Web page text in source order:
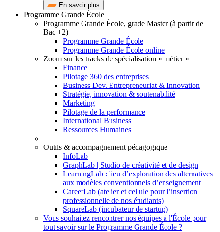
En savoir plus
Programme Grande École
Programme Grande École, grade Master (à partir de
Bac +2)
Programme Grande École
Programme Grande École online
Zoom sur les tracks de spécialisation « métier »
Finance
Pilotage 360 des entreprises
Business Dev. Entrepreneuriat & Innovation
Stratégie, innovation & soutenabilité
Marketing
Pilotage de la performance
International Business
Ressources Humaines
Outils & accompagnement pédagogique
InfoLab
GraphLab | Studio de créativité et de design
LearningLab : lieu d’exploration des alternatives
aux modèles conventionnels d’enseignement
CareerLab (atelier et cellule pour l’insertion
professionnelle de nos étudiants)
SquareLab (incubateur de startup)
Vous souhaitez rencontrer nos équipes à l'École pour
tout savoir sur le Programme Grande École ?